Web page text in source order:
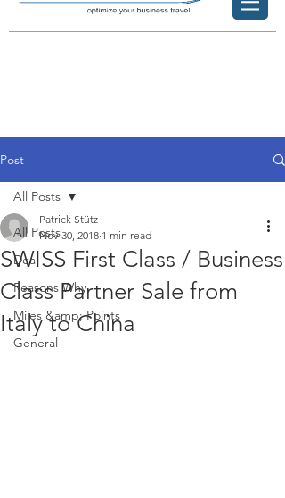
Post
All Posts
Deal
Reasons Why
Miles &amp; Points
General
All Posts
SWISS First Class / Business
Class Partner Sale from
Italy to China
Patrick Stütz
Nov 30, 2018 1 min read